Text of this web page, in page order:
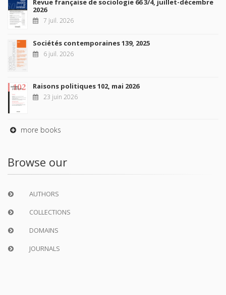
Revue française de sociologie 66 3/4, juillet-décembre
2026
7 juil. 2026
Sociétés contemporaines 139, 2025
6 juil. 2026
Raisons politiques 102, mai 2026
23 juin 2026
more books
Browse our
AUTHORS
COLLECTIONS
DOMAINS
JOURNALS